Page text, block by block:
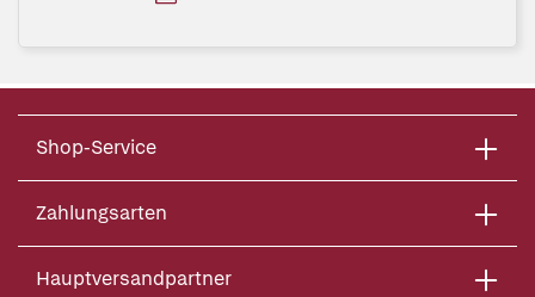
Shop-Service
Zahlungsarten
Hauptversandpartner